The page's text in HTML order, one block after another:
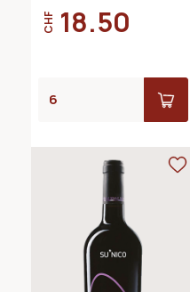
CHF 18.50